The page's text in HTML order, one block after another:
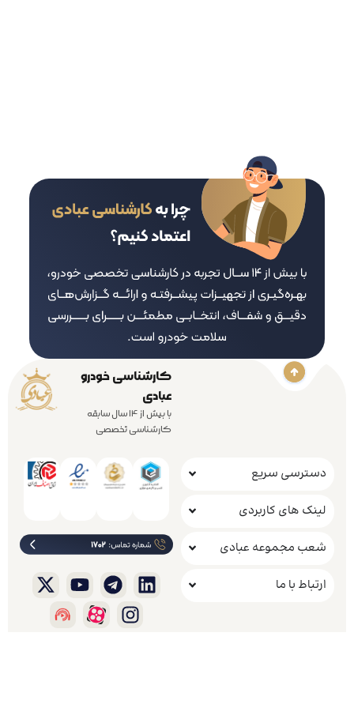
کارشناسی خودرو
عبادی
با بیش از 14 سال سابقه
کارشناسی تخصصی
دسترسی سریع
لینک های کاربردی
شعب مجموعه عبادی
ارتباط با ما